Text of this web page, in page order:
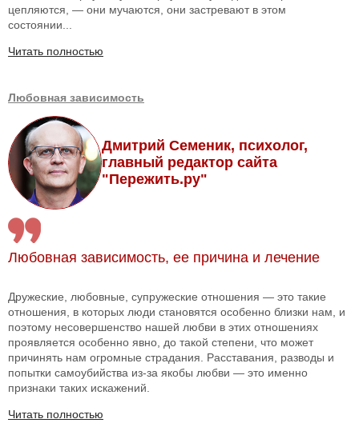
цепляются, — они мучаются, они застревают в этом
состоянии...
Читать полностью
Любовная зависимость
Дмитрий Семеник, психолог,
главный редактор сайта
"Пережить.ру"
Любовная зависимость, ее причина и лечение
Дружеские, любовные, супружеские отношения — это такие
отношения, в которых люди становятся особенно близки нам, и
поэтому несовершенство нашей любви в этих отношениях
проявляется особенно явно, до такой степени, что может
причинять нам огромные страдания. Расставания, разводы и
попытки самоубийства из-за якобы любви — это именно
признаки таких искажений.
Читать полностью